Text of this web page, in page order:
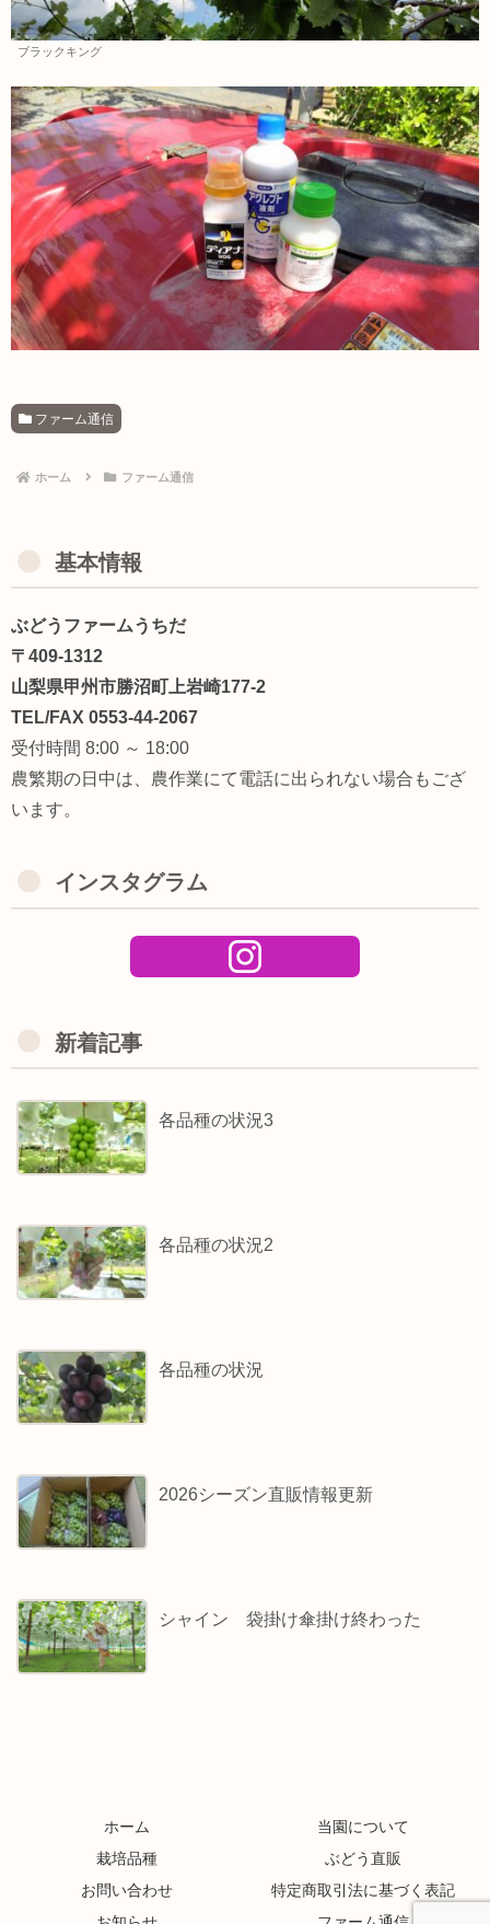
ブラックキング
ファーム通信
ホーム ファーム通信
基本情報
ぶどうファームうちだ
〒409-1312
山梨県甲州市勝沼町上岩崎177-2
TEL/FAX 0553-44-2067
受付時間 8:00 ～ 18:00
農繁期の日中は、農作業にて電話に出られない場合もござ
います。
インスタグラム
新着記事
各品種の状況3
各品種の状況2
各品種の状況
2026シーズン直販情報更新
シャイン 袋掛け傘掛け終わった
ホーム
当園について
栽培品種
ぶどう直販
お問い合わせ
特定商取引法に基づく表記